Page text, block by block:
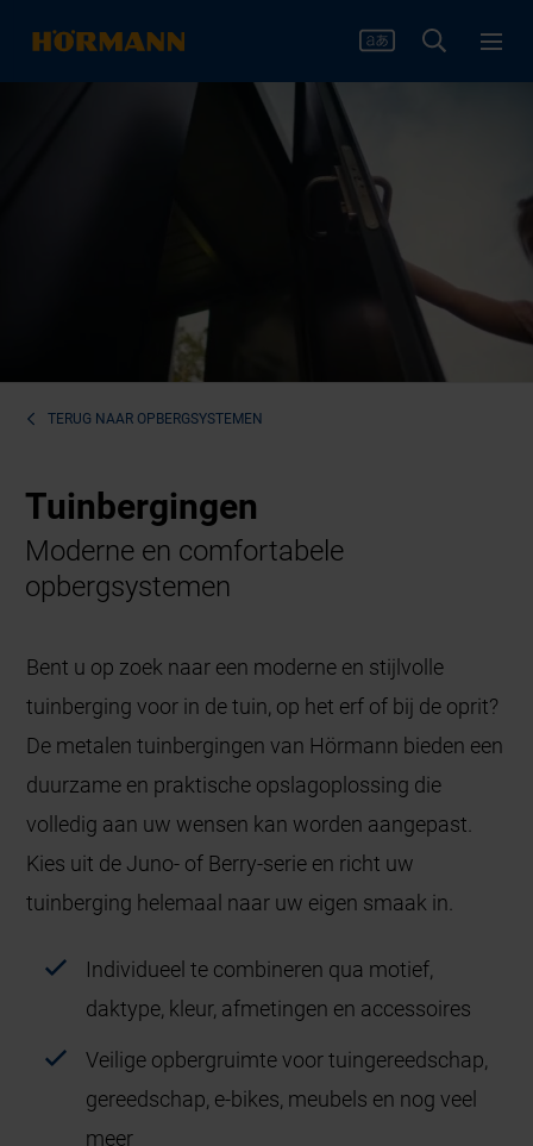
TERUG NAAR OPBERGSYSTEMEN
Tuinbergingen
Moderne en comfortabele
opbergsystemen
Bent u op zoek naar een moderne en stijlvolle
tuinberging voor in de tuin, op het erf of bij de oprit?
De metalen tuinbergingen van Hörmann bieden een
duurzame en praktische opslagoplossing die
volledig aan uw wensen kan worden aangepast.
Kies uit de Juno- of Berry-serie en richt uw
tuinberging helemaal naar uw eigen smaak in.
Individueel te combineren qua motief,
daktype, kleur, afmetingen en accessoires
Veilige opbergruimte voor tuingereedschap,
gereedschap, e-bikes, meubels en nog veel
meer